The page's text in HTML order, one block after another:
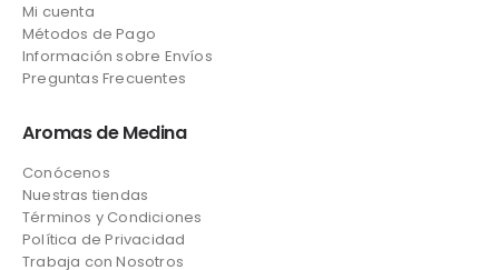
Mi cuenta
Métodos de Pago
Información sobre Envíos
Preguntas Frecuentes
Aromas de Medina
Conócenos
Nuestras tiendas
Términos y Condiciones
Política de Privacidad
Trabaja con Nosotros